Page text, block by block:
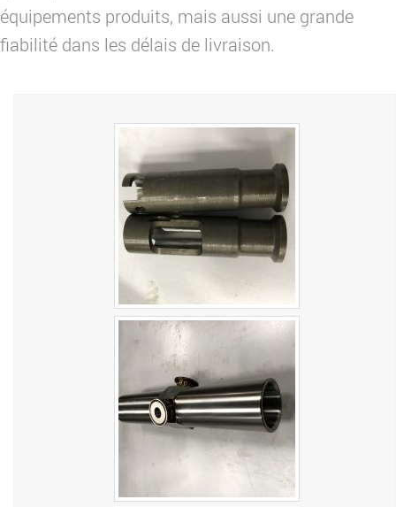
Rodage/dépannage
équipements produits, mais aussi une grande
fiabilité dans les délais de livraison.